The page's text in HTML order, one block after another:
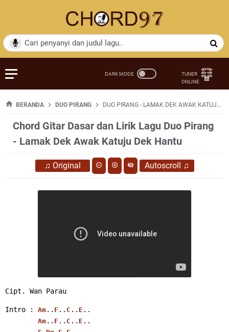
BERANDA DUO PIRANG DUO PIRANG - LAMAK DEK AWAK KATUJU DEK HANTU
Chord Gitar Dasar dan Lirik Lagu Duo Pirang
- Lamak Dek Awak Katuju Dek Hantu
♫ Original Autoscroll ♫
Cipt. Wan Parau
Intro : Am .. F .. C .. E ..
Am .. F .. C .. E ..